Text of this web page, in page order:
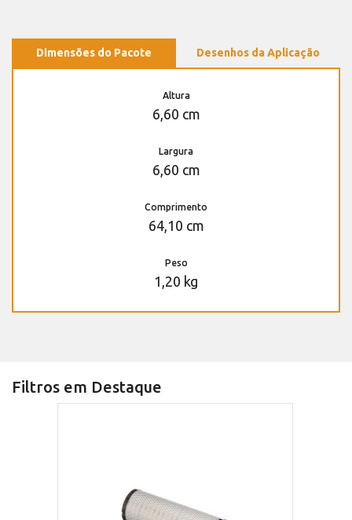
Dimensões do Pacote Desenhos da Aplicação
Altura
6,60 cm
Largura
6,60 cm
Comprimento
64,10 cm
Peso
1,20 kg
Filtros em Destaque